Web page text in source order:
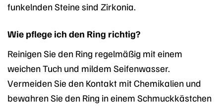
funkelnden Steine sind Zirkonia.
Wie pflege ich den Ring richtig?
Reinigen Sie den Ring regelmäßig mit einem
weichen Tuch und mildem Seifenwasser.
Vermeiden Sie den Kontakt mit Chemikalien und
bewahren Sie den Ring in einem Schmuckkästchen